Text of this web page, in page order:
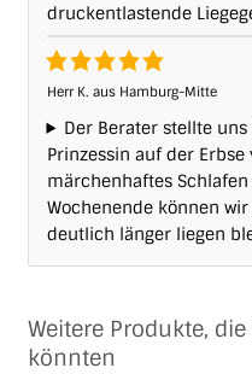
druckentlastende
Herr K. aus Hamburg-Mitte
Der Berater stellte
Prinzessin auf der
märchenhaftes
Wochenende können
deutlich länger liegen
Weitere Produkte,
könnten